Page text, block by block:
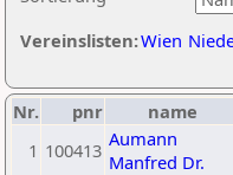
Vereinslisten:Wien
Nr. pnr name
1 100413 Aumann
Manfred Dr.